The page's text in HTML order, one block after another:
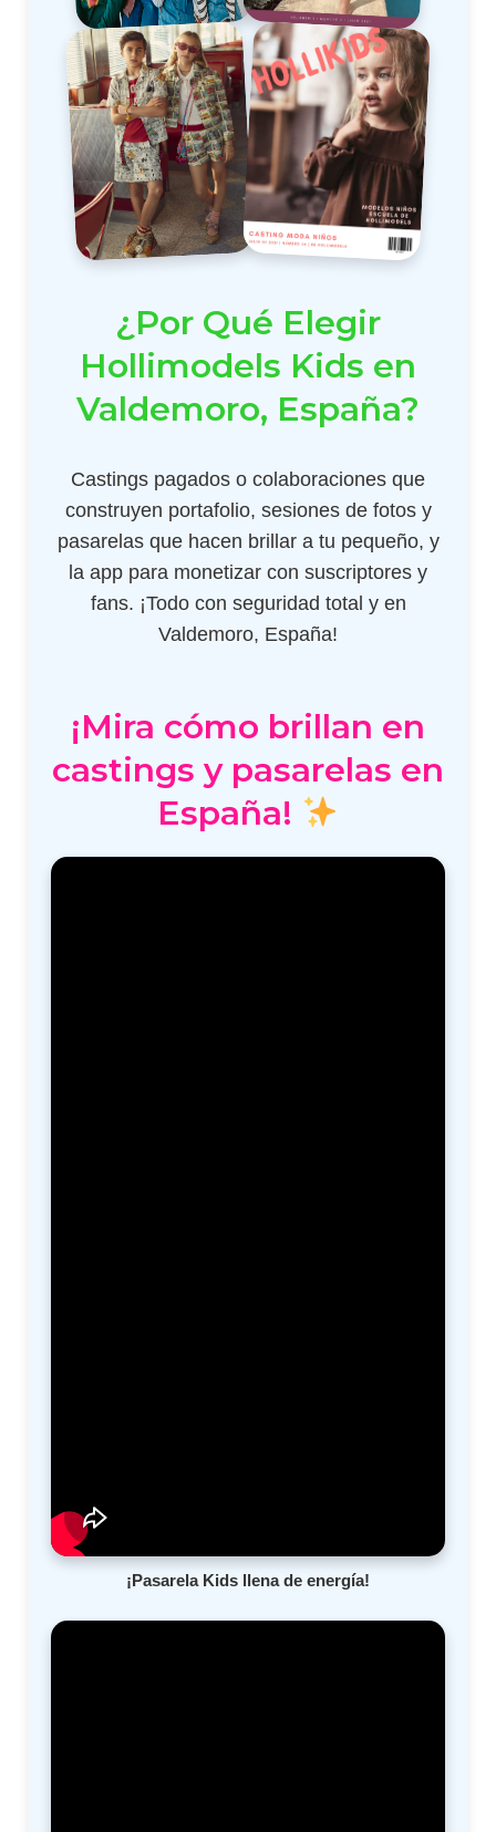
¿Por Qué Elegir
Hollimodels Kids en
Valdemoro, España?
Castings pagados o colaboraciones que
construyen portafolio, sesiones de fotos y
pasarelas que hacen brillar a tu pequeño, y
la app para monetizar con suscriptores y
fans. ¡Todo con seguridad total y en
Valdemoro, España!
¡Mira cómo brillan en
castings y pasarelas en
España!
¡Pasarela Kids llena de energía!